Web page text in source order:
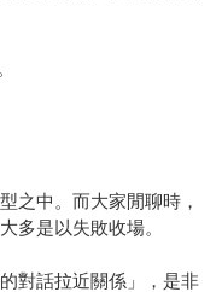
之中。而大家閒聊時，
多是以失敗收場。
對話拉近關係」，是非